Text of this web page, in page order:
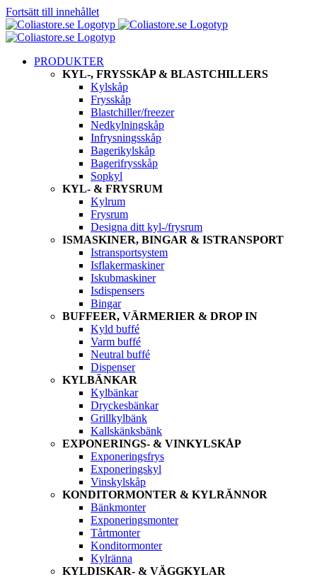
Fortsätt till innehållet
PRODUKTER
KYL-, FRYSSKÅP & BLASTCHILLERS
Kylskåp
Frysskåp
Blastchiller/freezer
Nedkylningskåp
Infrysningsskåp
Bagerikylskåp
Bagerifrysskåp
Sopkyl
KYL- & FRYSRUM
Kylrum
Frysrum
Designa ditt kyl-/frysrum
ISMASKINER, BINGAR & ISTRANSPORT
Istransportsystem
Isflakermaskiner
Iskubmaskiner
Isdispensers
Bingar
BUFFEER, VÄRMERIER & DROP IN
Kyld buffé
Varm buffé
Neutral buffé
Dispenser
KYLBÄNKAR
Kylbänkar
Dryckesbänkar
Grillkylbänk
Kallskänksbänk
EXPONERINGS- & VINKYLSKÅP
Exponeringsfrys
Exponeringskyl
Vinskylskåp
KONDITORMONTER & KYLRÄNNOR
Bänkmonter
Exponeringsmonter
Tårtmonter
Konditormonter
Kylränna
KYLDISKAR- & VÄGGKYLAR